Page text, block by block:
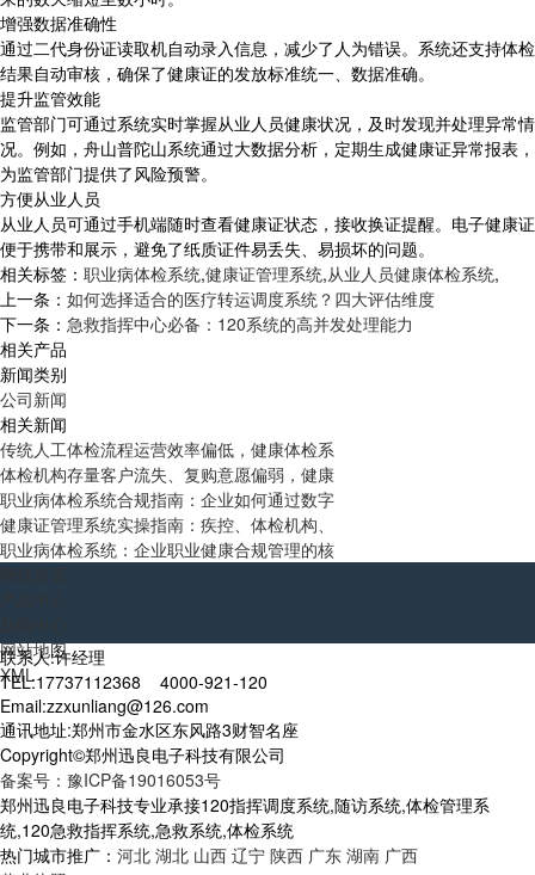
增强数据准确性
通过二代身份证读取机自动录入信息，减少了人为错误。系统还支持体检
结果自动审核，确保了健康证的发放标准统一、数据准确。
提升监管效能
监管部门可通过系统实时掌握从业人员健康状况，及时发现并处理异常情
况。例如，舟山普陀山系统通过大数据分析，定期生成健康证异常报表，
为监管部门提供了风险预警。
方便从业人员
从业人员可通过手机端随时查看健康证状态，接收换证提醒。电子健康证
便于携带和展示，避免了纸质证件易丢失、易损坏的问题。
相关标签： 职业病体检系统,健康证管理系统,从业人员健康体检系统,
上一条： 如何选择适合的医疗转运调度系统？四大评估维度
下一条： 急救指挥中心必备：120系统的高并发处理能力
相关产品
新闻类别
公司新闻
相关新闻
传统人工体检流程运营效率偏低，健康体检系
体检机构存量客户流失、复购意愿偏弱，健康
职业病体检系统合规指南：企业如何通过数字
健康证管理系统实操指南：疾控、体检机构、
职业病体检系统：企业职业健康合规管理的核
网站地图
XML
联系人:许经理
TEL:17737112368 4000-921-120
Email:zzxunliang@126.com
通讯地址:郑州市金水区东风路3财智名座
Copyright©郑州迅良电子科技有限公司
备案号：豫ICP备19016053号
郑州迅良电子科技专业承接120指挥调度系统,随访系统,体检管理系
统,120急救指挥系统,急救系统,体检系统
热门城市推广： 河北 湖北 山西 辽宁 陕西 广东 湖南 广西